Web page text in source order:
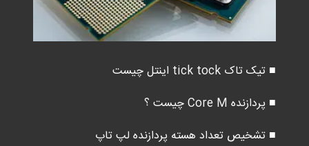
■ تیک تاک tick tock اینتل چیست
■ پردازنده Core M چیست ؟
■ تشخیص تعداد هسته پردازنده لپ تاپ